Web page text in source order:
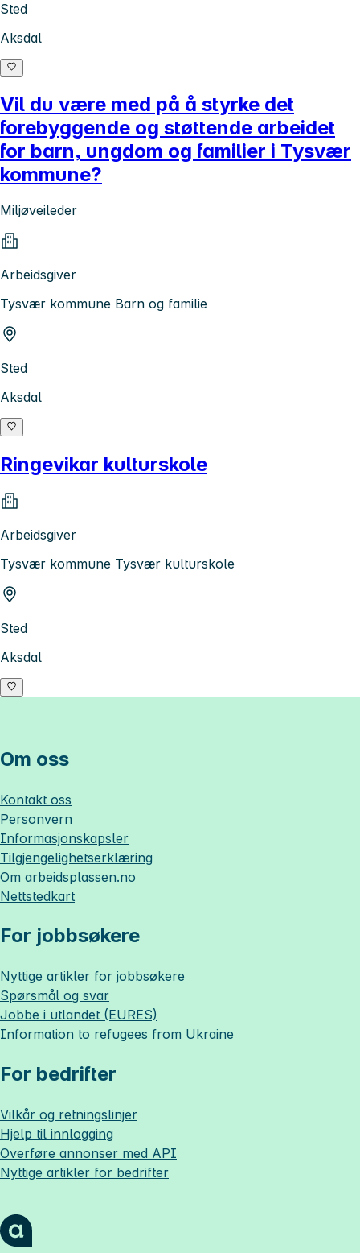
Sted
Aksdal
Vil du være med på å styrke det
forebyggende og støttende arbeidet
for barn, ungdom og familier i Tysvær
kommune?
Miljøveileder
Arbeidsgiver
Tysvær kommune Barn og familie
Sted
Aksdal
Ringevikar kulturskole
Arbeidsgiver
Tysvær kommune Tysvær kulturskole
Sted
Aksdal
Om oss
Kontakt oss
Personvern
Informasjonskapsler
Tilgjengelighetserklæring
Om arbeidsplassen.no
Nettstedkart
For jobbsøkere
Nyttige artikler for jobbsøkere
Spørsmål og svar
Jobbe i utlandet (EURES)
Information to refugees from Ukraine
For bedrifter
Vilkår og retningslinjer
Hjelp til innlogging
Overføre annonser med API
Nyttige artikler for bedrifter